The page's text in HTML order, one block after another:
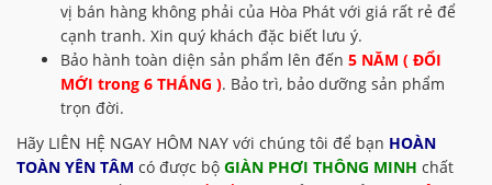
vị bán hàng không phải của Hòa Phát với giá rất rẻ để
cạnh tranh. Xin quý khách đặc biết lưu ý.
Bảo hành toàn diện sản phẩm lên đến 5 NĂM ( ĐỔI
MỚI trong 6 THÁNG ). Bảo trì, bảo dưỡng sản phẩm
trọn đời.
Hãy LIÊN HỆ NGAY HÔM NAY với chúng tôi để bạn HOÀN
TOÀN YÊN TÂM có được bộ GIÀN PHƠI THÔNG MINH chất